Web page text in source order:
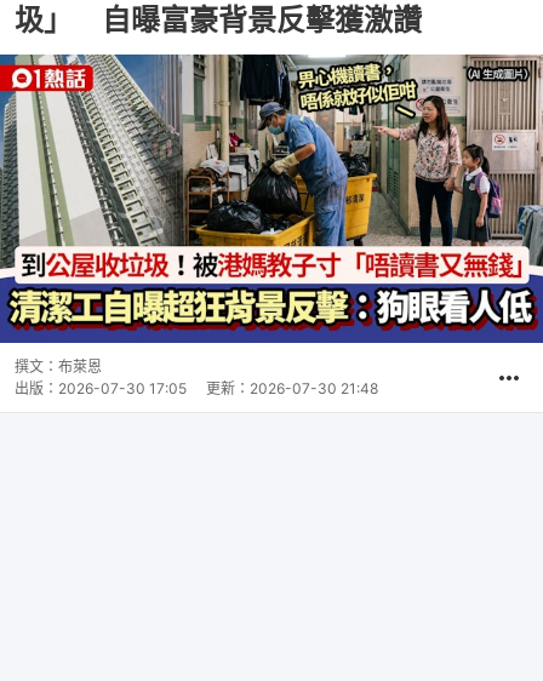
圾」 自曝富豪背景反擊獲激讚
撰文： 布萊恩
出版： 2026-07-30 17:05 更新： 2026-07-30 21:48